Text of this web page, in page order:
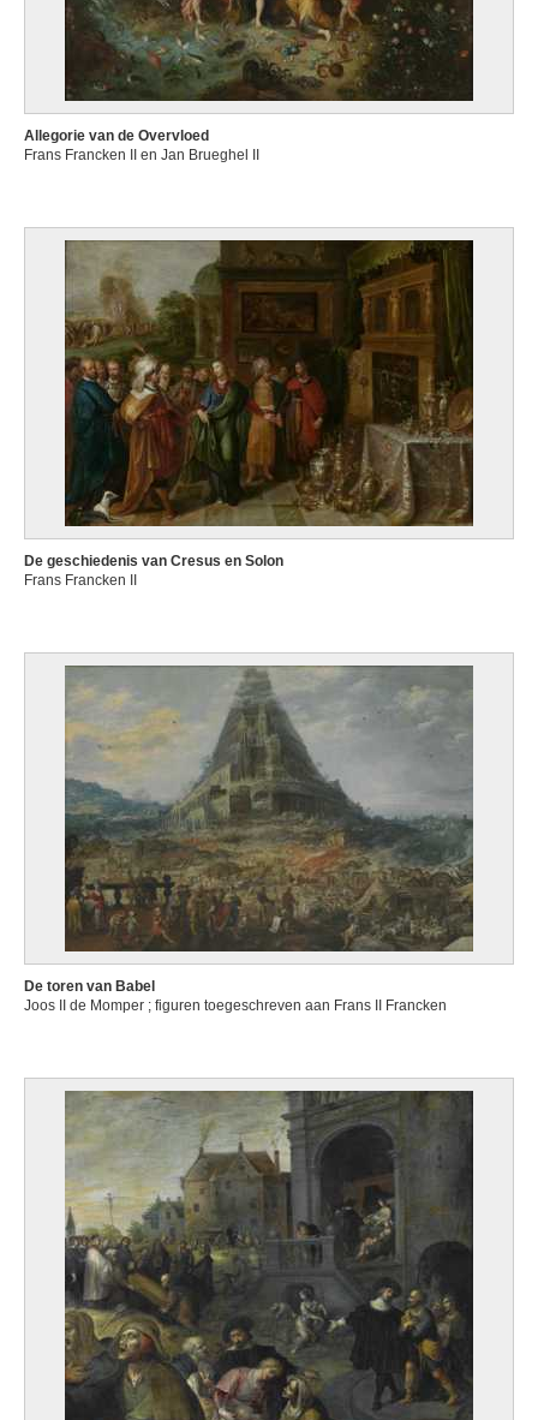
Allegorie van de Overvloed
Frans Francken II en Jan Brueghel II
De geschiedenis van Cresus en Solon
Frans Francken II
De toren van Babel
Joos II de Momper ; figuren toegeschreven aan Frans II Francken